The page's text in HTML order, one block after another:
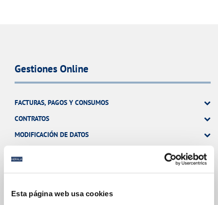
Esta página web usa cookies
Gestiones Online
FACTURAS, PAGOS Y CONSUMOS
CONTRATOS
MODIFICACIÓN DE DATOS
OTRAS GESTIONES